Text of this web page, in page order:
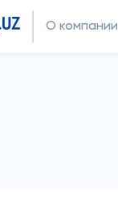
О компании